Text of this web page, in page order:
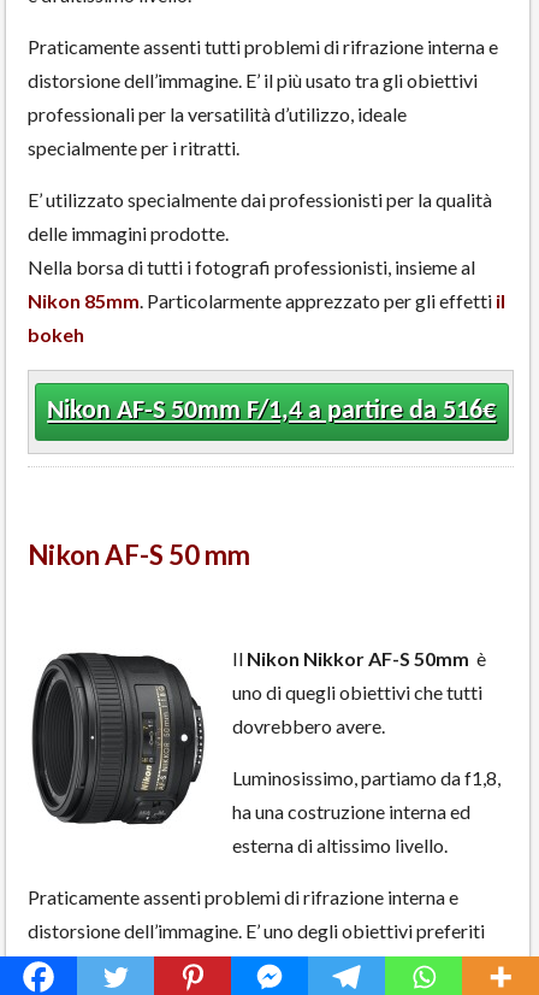
Praticamente assenti tutti problemi di rifrazione interna e
distorsione dell’immagine. E’ il più usato tra gli obiettivi
professionali per la versatilità d’utilizzo, ideale
specialmente per i ritratti.
E’ utilizzato specialmente dai professionisti per la qualità
delle immagini prodotte.
Nella borsa di tutti i fotografi professionisti, insieme al
Nikon 85mm. Particolarmente apprezzato per gli effetti il
bokeh
Nikon AF-S 50mm F/1,4 a partire da 516€
Nikon AF-S 50 mm
Il Nikon Nikkor AF-S 50mm è
uno di quegli obiettivi che tutti
dovrebbero avere.
Luminosissimo, partiamo da f1,8,
ha una costruzione interna ed
esterna di altissimo livello.
Praticamente assenti problemi di rifrazione interna e
distorsione dell’immagine. E’ uno degli obiettivi preferiti
dai professionisti per la versatilità d’utilizzo.
Privacy & Cookies Policy